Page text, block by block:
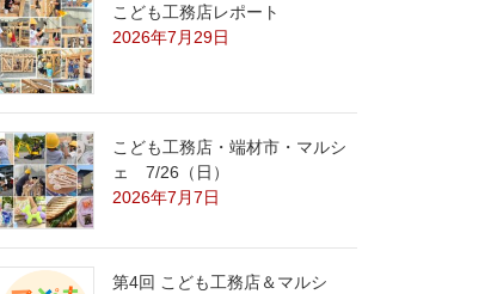
こども工務店レポート
2026年7月29日
こども工務店・端材市・マルシ
ェ 7/26（日）
2026年7月7日
第4回 こども工務店＆マルシ